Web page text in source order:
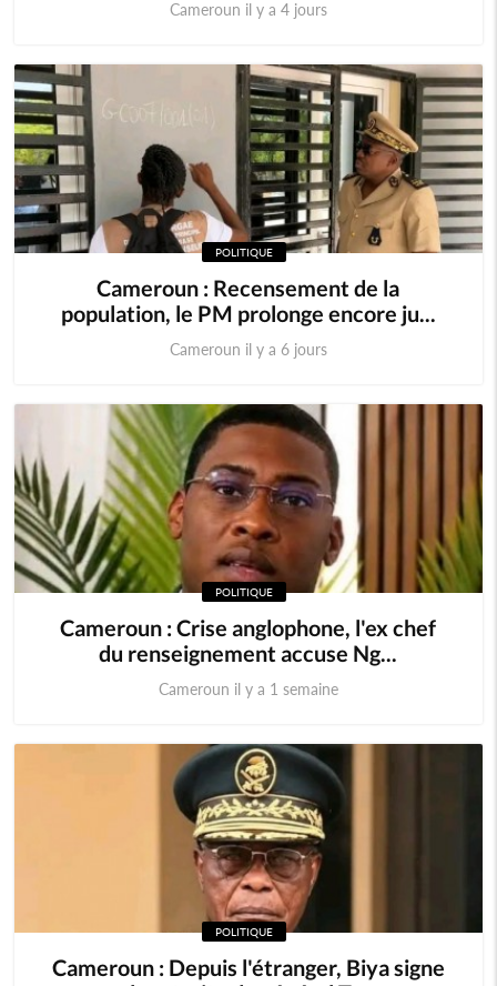
Cameroun il y a 4 jours
POLITIQUE
Cameroun : Recensement de la
population, le PM prolonge encore ju...
Cameroun il y a 6 jours
POLITIQUE
Cameroun : Crise anglophone, l'ex chef
du renseignement accuse Ng...
Cameroun il y a 1 semaine
POLITIQUE
Cameroun : Depuis l'étranger, Biya signe